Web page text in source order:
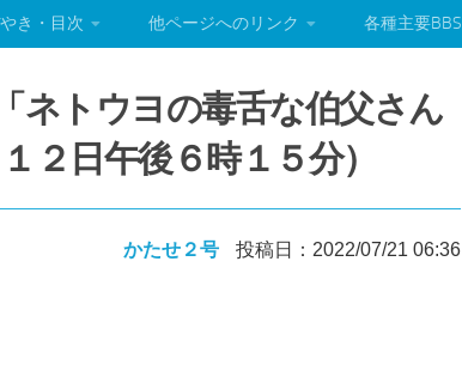
き・目次 他ページへのリンク 各種主要BBS
ネトウヨの毒舌な伯父さん
２日午後６時１５分）
かたせ２号 投稿日：2022/07/21 06:36